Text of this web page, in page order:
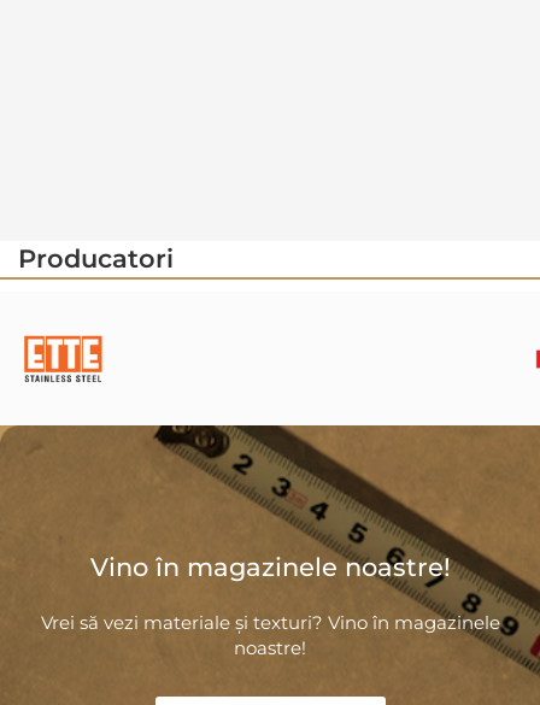
Producatori
Vino în magazinele noastre!
Vrei să vezi materiale și texturi? Vino în magazinele
noastre!